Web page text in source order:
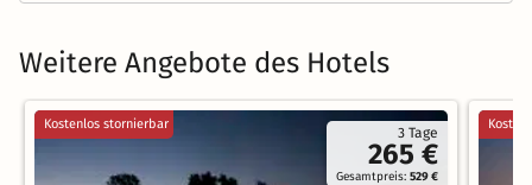
Weitere Angebote des Hotels
3 Tage
265 €
Gesamtpreis:529 €
Kostenlos stornierbar